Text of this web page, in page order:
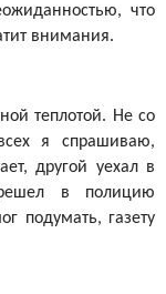
что
внимания.
теплотой. Не со
я спрашиваю,
другой уехал в
в полицию
подумать, газету